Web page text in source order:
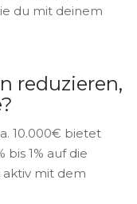
du mit deinem
reduzieren,
10.000€ bietet
bis 1% auf die
aktiv mit dem